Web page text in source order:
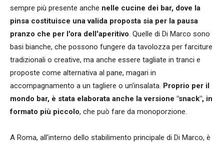
sempre più presente anche nelle cucine dei bar, dove la
pinsa costituisce una valida proposta sia per la pausa
pranzo che per l'ora dell'aperitivo. Quelle di Di Marco sono
basi bianche, che possono fungere da tavolozza per farciture
tradizionali o creative, ma anche essere tagliate in tranci e
proposte come alternativa al pane, magari in
accompagnamento a un tagliere o un'insalata. Proprio per il
mondo bar, è stata elaborata anche la versione "snack", in
formato più piccolo, che può fare da monoporzione.
A Roma, all'interno dello stabilimento principale di Di Marco, è